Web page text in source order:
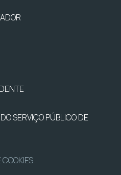
SERVIÇO PÚBLICO DE